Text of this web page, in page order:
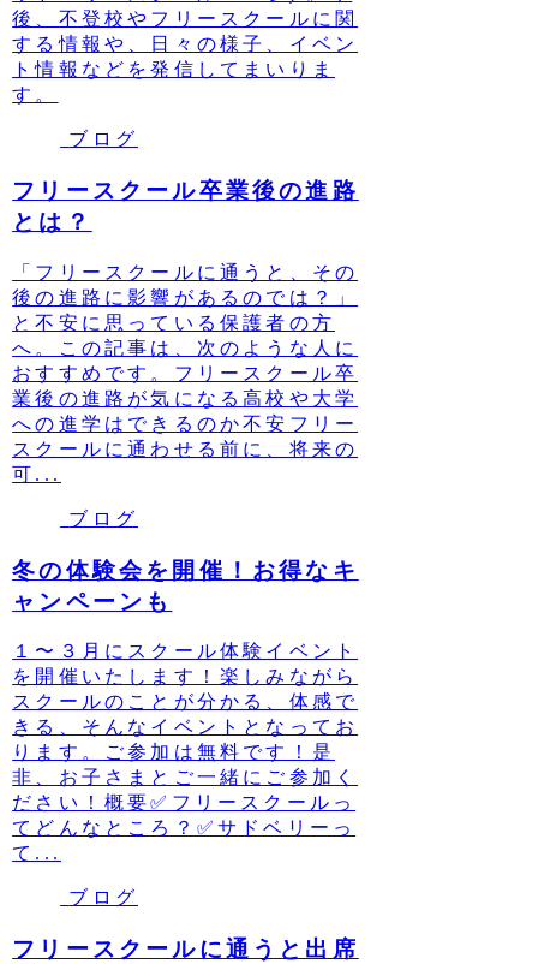
後、不登校やフリースクールに関
する情報や、日々の様子、イベン
ト情報などを発信してまいりま
す。
ブログ
フリースクール卒業後の進路
とは？
「フリースクールに通うと、その
後の進路に影響があるのでは？」
と不安に思っている保護者の方
へ。この記事は、次のような人に
おすすめです。フリースクール卒
業後の進路が気になる高校や大学
への進学はできるのか不安フリー
スクールに通わせる前に、将来の
可...
ブログ
冬の体験会を開催！お得なキ
ャンペーンも
１〜３月にスクール体験イベント
を開催いたします！楽しみながら
スクールのことが分かる、体感で
きる、そんなイベントとなってお
ります。ご参加は無料です！是
非、お子さまとご一緒にご参加く
ださい！概要✅フリースクールっ
てどんなところ？✅サドベリーっ
て...
ブログ
フリースクールに通うと出席